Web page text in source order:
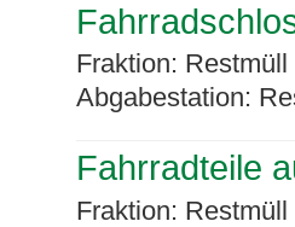
Fraktion: Restmüll
Abgabestation:
Fahrradteile
Fraktion: Restmüll